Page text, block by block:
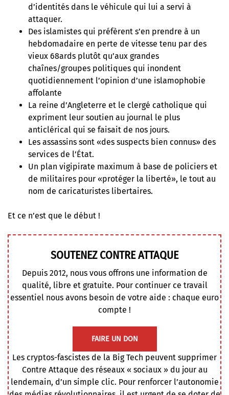
d’identités dans le véhicule qui lui a servi à
attaquer.
Des islamistes qui préfèrent s’en prendre à un
hebdomadaire en perte de vitesse tenu par des
vieux 68ards plutôt qu’aux grandes
chaînes/groupes politiques qui inondent
quotidiennement l’opinion d’une islamophobie
affolante
La reine d’Angleterre et le clergé catholique qui
expriment leur soutien au journal le plus
anticlérical qui se faisait de nos jours.
Les assassins sont «des suspects bien connus» des
services de l’État.
Un plan vigipirate maximum à base de policiers et
de militaires pour «protéger la liberté», le tout au
nom de caricaturistes libertaires.
Et ce n’est que le début !
SOUTENEZ CONTRE ATTAQUE
Depuis 2012, nous vous offrons une information de
qualité, libre et gratuite. Pour continuer ce travail
essentiel nous avons besoin de votre aide : chaque euro
compte !
FAIRE UN DON
Les cryptos-fascistes de la Big Tech peuvent supprimer
Contre Attaque des réseaux « sociaux » du jour au
lendemain, d’un simple clic. Pour renforcer l’autonomie